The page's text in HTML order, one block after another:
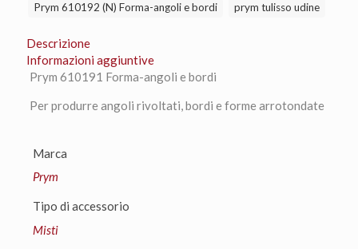
bordi
Prym 610192 (N) Forma-angoli e bordi prym tulisso udine
Descrizione
Informazioni aggiuntive
Prym 610191 Forma-angoli e bordi
Per produrre angoli rivoltati, bordi e forme arrotondate
Marca
Prym
Tipo di accessorio
Misti